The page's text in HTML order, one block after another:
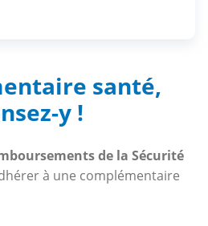
santé,
y !
de la Sécurité
à une complémentaire